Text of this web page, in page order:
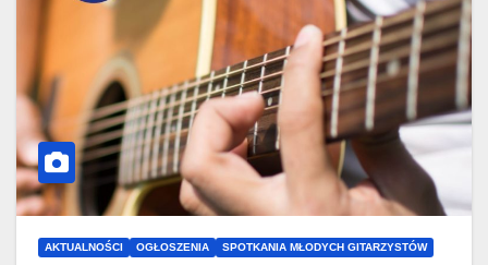
AKTUALNOŚCI OGŁOSZENIA SPOTKANIA MŁODYCH GITARZYSTÓW